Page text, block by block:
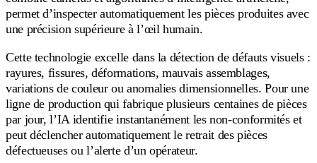
permet d’inspecter automatiquement les pièces produites avec
une précision supérieure à l’œil humain.
Cette technologie excelle dans la détection de défauts visuels :
rayures, fissures, déformations, mauvais assemblages,
variations de couleur ou anomalies dimensionnelles. Pour une
ligne de production qui fabrique plusieurs centaines de pièces
par jour, l’IA identifie instantanément les non-conformités et
peut déclencher automatiquement le retrait des pièces
défectueuses ou l’alerte d’un opérateur.